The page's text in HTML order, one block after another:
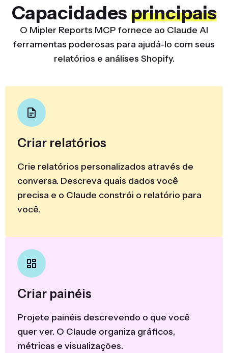
Capacidadesprincipais
O Mipler Reports MCP fornece ao Claude AI
ferramentas poderosas para ajudá-lo com seus
relatórios e análises Shopify.
Criar relatórios
Crie relatórios personalizados através de
conversa. Descreva quais dados você
precisa e o Claude constrói o relatório para
você.
Criar painéis
Projete painéis descrevendo o que você
quer ver. O Claude organiza gráficos,
métricas e visualizações.